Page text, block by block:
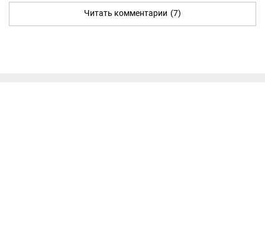
Читать комментарии (7)